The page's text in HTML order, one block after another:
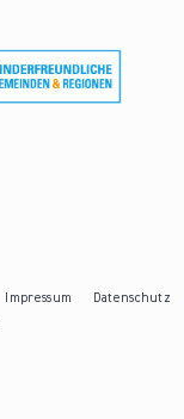
Impressum
Datenschutz